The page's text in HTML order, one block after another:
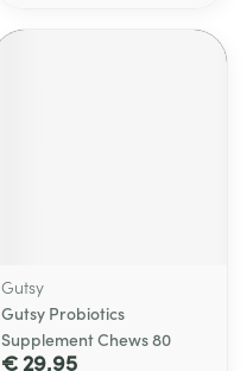
Gutsy
Gutsy Probiotics
Supplement Chews 80
€ 29,95